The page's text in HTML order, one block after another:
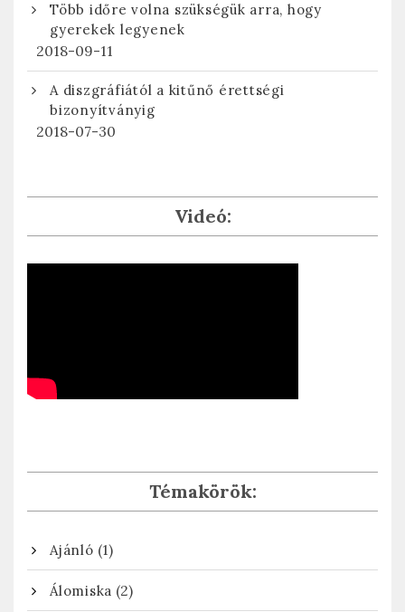
Több időre volna szükségük arra, hogy
gyerekek legyenek
2018-09-11
A diszgráfiától a kitűnő érettségi
bizonyítványig
2018-07-30
Videó:
Témakörök:
Ajánló (1)
Álomiska (2)